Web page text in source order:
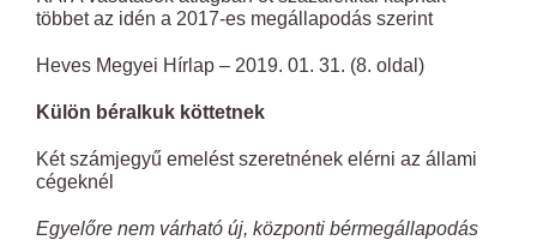
többet az idén a 2017-es megállapodás szerint
Heves Megyei Hírlap – 2019. 01. 31. (8. oldal)
Külön béralkuk köttetnek
Két számjegyű emelést szeretnének elérni az állami
cégeknél
Egyelőre nem várható új, központi bérmegállapodás